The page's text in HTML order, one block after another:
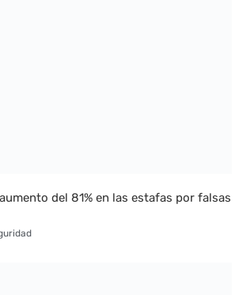
del 81% en las estafas por falsas